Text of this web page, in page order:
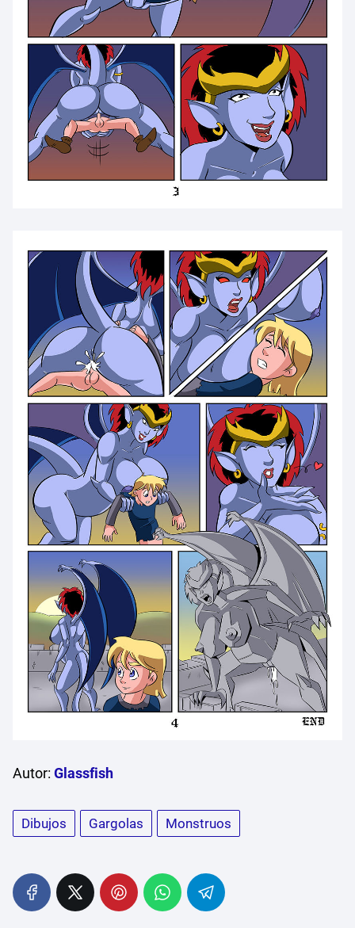
Autor: Glassfish
Dibujos Gargolas Monstruos